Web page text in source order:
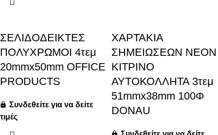
ΣΕΛΙΔΟΔΕΙΚΤΕΣ
ΠΟΛΥΧΡΩΜΟΙ 4τεμ
20mmx50mm OFFICE
PRODUCTS
Συνδεθείτε για να δείτε
τιμές
ΧΑΡΤΑΚΙΑ
ΣΗΜΕΙΩΣΕΩΝ ΝΕΟΝ
ΚΙΤΡΙΝΟ
ΑΥΤΟΚΟΛΛΗΤΑ 3τεμ
51mmx38mm 100Φ
DONAU